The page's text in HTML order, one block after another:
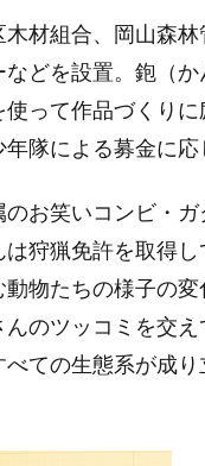
材組合、岡山森
どを設置。鉋（
って作品づくり
隊による募金に応
お笑いコンビ・
狩猟免許を取得
物たちの様子の
のツッコミを交
べての生態系が成